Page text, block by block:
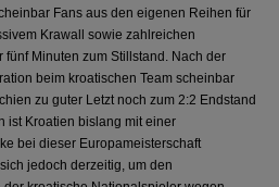
Fans aus den eigenen Reihen für
Krawall sowie zahlreichen
fünf Minuten zum Stillstand. Nach der
beim kroatischen Team scheinbar
zu guter Letzt noch zum 2:2 Endstand
ist Kroatien bislang mit einer
bei dieser Europameisterschaft
jedoch derzeitig, um den